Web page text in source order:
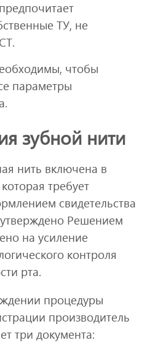
ТУ, не
чтобы
параметры
зубной нити
нить включена в
требует
свидетельства
Решением
на усиление
контроля
рта.
процедуры
производитель
три документа: